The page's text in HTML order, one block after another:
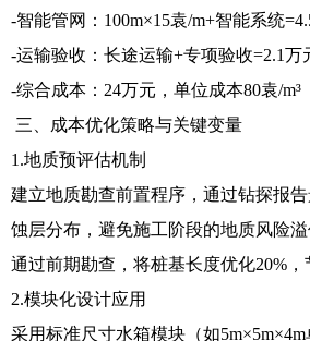
-智能管网：100m×15袁/m+智能系统
-运输验收：长途运输+专项验收=2.1万
-综合成本：24万元，单位成本80袁/m³
三、成本优化策略与关键变量
1.地质预评估机制
建立地质勘查前置程序，通过钻探报
蚀层分布，避免施工阶段的地质风险
通过前期勘查，将桩基长度优化20%，
2.模块化设计应用
采用标准尺寸水箱模块（如